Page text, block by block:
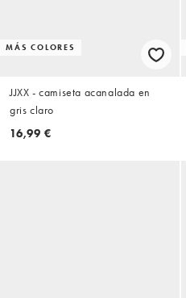
MÁS COLORES
JJXX - camiseta acanalada en
gris claro
16,99 €